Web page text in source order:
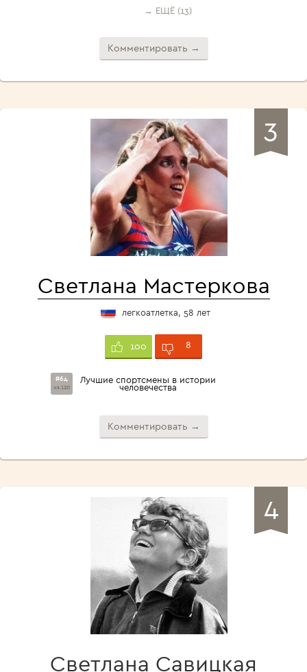
→ ЕЩЁ (13)
Комментировать →
3
Светлана Мастеркова
легкоатлетка, 58 лет
100 8
#64
из 120
Лучшие спортсмены в истории
человечества
Комментировать →
4
Светлана Савицкая